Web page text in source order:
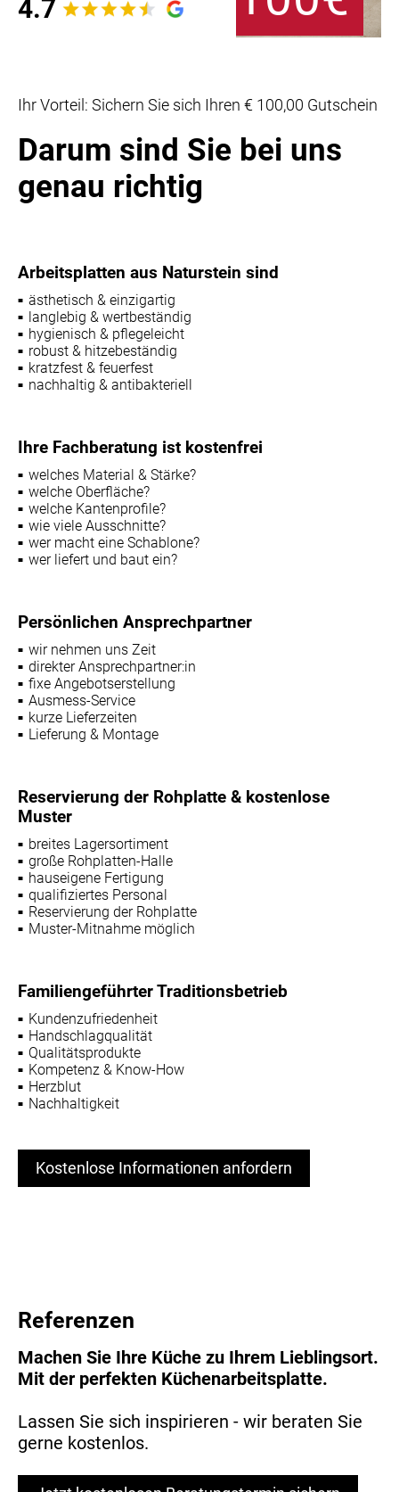
4.7
Ihr Vorteil: Sichern Sie sich Ihren € 100,00 Gutschein
Darum sind Sie bei uns
genau richtig
Arbeitsplatten aus Naturstein sind
ästhetisch & einzigartig
langlebig & wertbeständig
hygienisch & pflegeleicht
robust & hitzebeständig
kratzfest & feuerfest
nachhaltig & antibakteriell
Ihre Fachberatung ist kostenfrei
welches Material & Stärke?
welche Oberfläche?
welche Kantenprofile?
wie viele Ausschnitte?
wer macht eine Schablone?
wer liefert und baut ein?
Persönlichen Ansprechpartner
wir nehmen uns Zeit
direkter Ansprechpartner:in
fixe Angebotserstellung
Ausmess-Service
kurze Lieferzeiten
Lieferung & Montage
Reservierung der Rohplatte & kostenlose
Muster
breites Lagersortiment
große Rohplatten-Halle
hauseigene Fertigung
qualifiziertes Personal
Reservierung der Rohplatte
Muster-Mitnahme möglich
Familiengeführter Traditionsbetrieb
Kundenzufriedenheit
Handschlagqualität
Qualitätsprodukte
Kompetenz & Know-How
Herzblut
Nachhaltigkeit
Kostenlose Informationen anfordern
Referenzen
Machen Sie Ihre Küche zu Ihrem Lieblingsort.
Mit der perfekten Küchenarbeitsplatte.
Lassen Sie sich inspirieren - wir beraten Sie
gerne kostenlos.